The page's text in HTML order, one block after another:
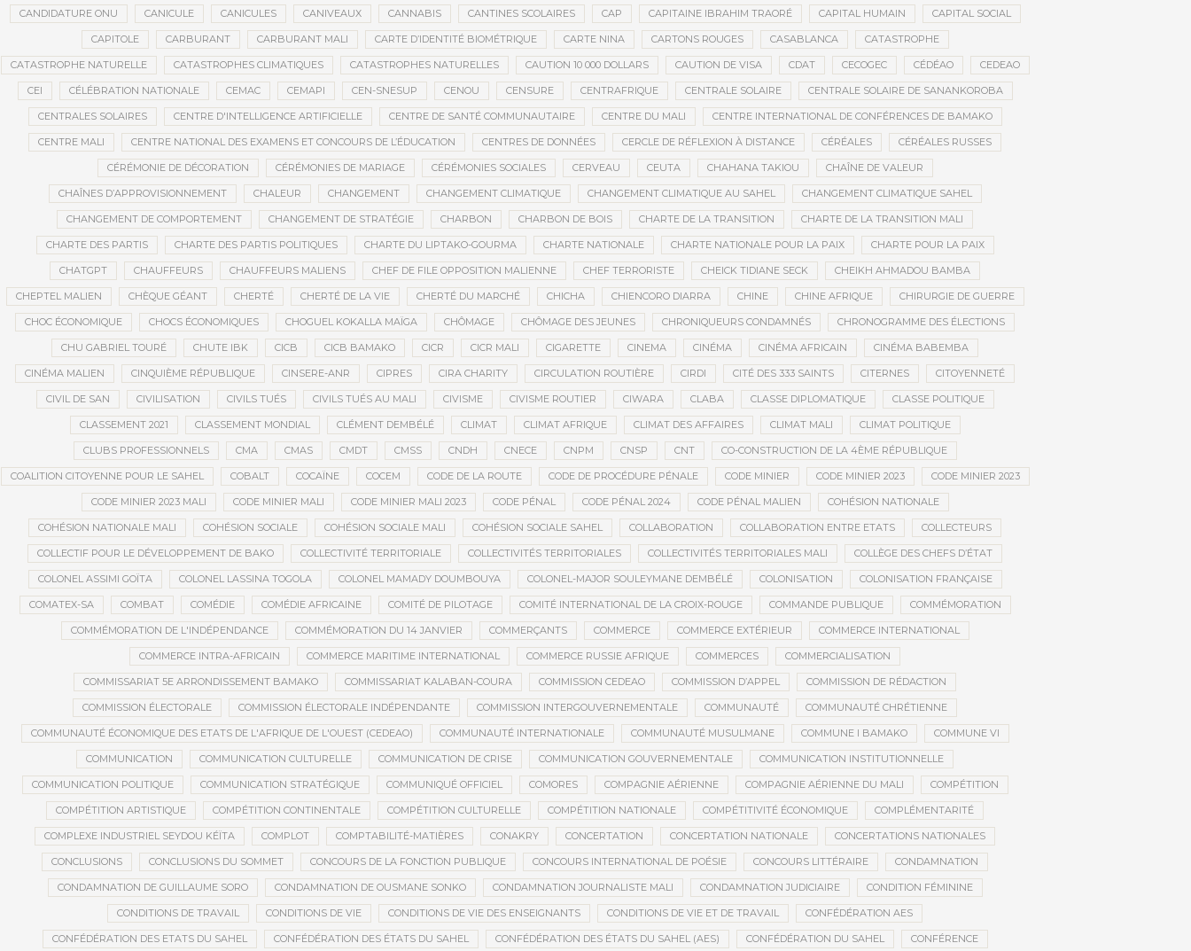
CANDIDATURE ONU CANICULE CANICULES CANIVEAUX CANNABIS CANTINES SCOLAIRES CAP CAPITAINE IBRAHIM TRAORÉ CAPITAL HUMAIN CAPITAL SOCIAL
CAPITOLE CARBURANT CARBURANT MALI CARTE D’IDENTITÉ BIOMÉTRIQUE CARTE NINA CARTONS ROUGES CASABLANCA CATASTROPHE
CATASTROPHE NATURELLE CATASTROPHES CLIMATIQUES CATASTROPHES NATURELLES CAUTION 10 000 DOLLARS CAUTION DE VISA CDAT CECOGEC CÉDÉAO CEDEAO
CEI CÉLÉBRATION NATIONALE CEMAC CEMAPI CEN-SNESUP CENOU CENSURE CENTRAFRIQUE CENTRALE SOLAIRE CENTRALE SOLAIRE DE SANANKOROBA
CENTRALES SOLAIRES CENTRE D'INTELLIGENCE ARTIFICIELLE CENTRE DE SANTÉ COMMUNAUTAIRE CENTRE DU MALI CENTRE INTERNATIONAL DE CONFÉRENCES DE BAMAKO
CENTRE MALI CENTRE NATIONAL DES EXAMENS ET CONCOURS DE L’ÉDUCATION CENTRES DE DONNÉES CERCLE DE RÉFLEXION À DISTANCE CÉRÉALES CÉRÉALES RUSSES
CÉRÉMONIE DE DÉCORATION CÉRÉMONIES DE MARIAGE CÉRÉMONIES SOCIALES CERVEAU CEUTA CHAHANA TAKIOU CHAÎNE DE VALEUR
CHAÎNES D’APPROVISIONNEMENT CHALEUR CHANGEMENT CHANGEMENT CLIMATIQUE CHANGEMENT CLIMATIQUE AU SAHEL CHANGEMENT CLIMATIQUE SAHEL
CHANGEMENT DE COMPORTEMENT CHANGEMENT DE STRATÉGIE CHARBON CHARBON DE BOIS CHARTE DE LA TRANSITION CHARTE DE LA TRANSITION MALI
CHARTE DES PARTIS CHARTE DES PARTIS POLITIQUES CHARTE DU LIPTAKO-GOURMA CHARTE NATIONALE CHARTE NATIONALE POUR LA PAIX CHARTE POUR LA PAIX
CHATGPT CHAUFFEURS CHAUFFEURS MALIENS CHEF DE FILE OPPOSITION MALIENNE CHEF TERRORISTE CHEICK TIDIANE SECK CHEIKH AHMADOU BAMBA
CHEPTEL MALIEN CHÈQUE GÉANT CHERTÉ CHERTÉ DE LA VIE CHERTÉ DU MARCHÉ CHICHA CHIENCORO DIARRA CHINE CHINE AFRIQUE CHIRURGIE DE GUERRE
CHOC ÉCONOMIQUE CHOCS ÉCONOMIQUES CHOGUEL KOKALLA MAÏGA CHÔMAGE CHÔMAGE DES JEUNES CHRONIQUEURS CONDAMNÉS CHRONOGRAMME DES ÉLECTIONS
CHU GABRIEL TOURÉ CHUTE IBK CICB CICB BAMAKO CICR CICR MALI CIGARETTE CINEMA CINÉMA CINÉMA AFRICAIN CINÉMA BABEMBA
CINÉMA MALIEN CINQUIÈME RÉPUBLIQUE CINSERE-ANR CIPRES CIRA CHARITY CIRCULATION ROUTIÈRE CIRDI CITÉ DES 333 SAINTS CITERNES CITOYENNETÉ
CIVIL DE SAN CIVILISATION CIVILS TUÉS CIVILS TUÉS AU MALI CIVISME CIVISME ROUTIER CIWARA CLABA CLASSE DIPLOMATIQUE CLASSE POLITIQUE
CLASSEMENT 2021 CLASSEMENT MONDIAL CLÉMENT DEMBÉLÉ CLIMAT CLIMAT AFRIQUE CLIMAT DES AFFAIRES CLIMAT MALI CLIMAT POLITIQUE
CLUBS PROFESSIONNELS CMA CMAS CMDT CMSS CNDH CNECE CNPM CNSP CNT CO-CONSTRUCTION DE LA 4ÈME RÉPUBLIQUE
COALITION CITOYENNE POUR LE SAHEL COBALT COCAÏNE COCEM CODE DE LA ROUTE CODE DE PROCÉDURE PÉNALE CODE MINIER CODE MINIER 2023 CODE MINIER 2023
CODE MINIER 2023 MALI CODE MINIER MALI CODE MINIER MALI 2023 CODE PÉNAL CODE PÉNAL 2024 CODE PÉNAL MALIEN COHÉSION NATIONALE
COHÉSION NATIONALE MALI COHÉSION SOCIALE COHÉSION SOCIALE MALI COHÉSION SOCIALE SAHEL COLLABORATION COLLABORATION ENTRE ETATS COLLECTEURS
COLLECTIF POUR LE DÉVELOPPEMENT DE BAKO COLLECTIVITÉ TERRITORIALE COLLECTIVITÉS TERRITORIALES COLLECTIVITÉS TERRITORIALES MALI COLLÈGE DES CHEFS D’ÉTAT
COLONEL ASSIMI GOÏTA COLONEL LASSINA TOGOLA COLONEL MAMADY DOUMBOUYA COLONEL-MAJOR SOULEYMANE DEMBÉLÉ COLONISATION COLONISATION FRANÇAISE
COMATEX-SA COMBAT COMÉDIE COMÉDIE AFRICAINE COMITÉ DE PILOTAGE COMITÉ INTERNATIONAL DE LA CROIX-ROUGE COMMANDE PUBLIQUE COMMÉMORATION
COMMÉMORATION DE L'INDÉPENDANCE COMMÉMORATION DU 14 JANVIER COMMERÇANTS COMMERCE COMMERCE EXTÉRIEUR COMMERCE INTERNATIONAL
COMMERCE INTRA-AFRICAIN COMMERCE MARITIME INTERNATIONAL COMMERCE RUSSIE AFRIQUE COMMERCES COMMERCIALISATION
COMMISSARIAT 5E ARRONDISSEMENT BAMAKO COMMISSARIAT KALABAN-COURA COMMISSION CEDEAO COMMISSION D’APPEL COMMISSION DE RÉDACTION
COMMISSION ÉLECTORALE COMMISSION ÉLECTORALE INDÉPENDANTE COMMISSION INTERGOUVERNEMENTALE COMMUNAUTÉ COMMUNAUTÉ CHRÉTIENNE
COMMUNAUTÉ ÉCONOMIQUE DES ETATS DE L'AFRIQUE DE L'OUEST (CEDEAO) COMMUNAUTÉ INTERNATIONALE COMMUNAUTÉ MUSULMANE COMMUNE I BAMAKO COMMUNE VI
COMMUNICATION COMMUNICATION CULTURELLE COMMUNICATION DE CRISE COMMUNICATION GOUVERNEMENTALE COMMUNICATION INSTITUTIONNELLE
COMMUNICATION POLITIQUE COMMUNICATION STRATÉGIQUE COMMUNIQUÉ OFFICIEL COMORES COMPAGNIE AÉRIENNE COMPAGNIE AÉRIENNE DU MALI COMPÉTITION
COMPÉTITION ARTISTIQUE COMPÉTITION CONTINENTALE COMPÉTITION CULTURELLE COMPÉTITION NATIONALE COMPÉTITIVITÉ ÉCONOMIQUE COMPLÉMENTARITÉ
COMPLEXE INDUSTRIEL SEYDOU KÉÏTA COMPLOT COMPTABILITÉ-MATIÈRES CONAKRY CONCERTATION CONCERTATION NATIONALE CONCERTATIONS NATIONALES
CONCLUSIONS CONCLUSIONS DU SOMMET CONCOURS DE LA FONCTION PUBLIQUE CONCOURS INTERNATIONAL DE POÉSIE CONCOURS LITTÉRAIRE CONDAMNATION
CONDAMNATION DE GUILLAUME SORO CONDAMNATION DE OUSMANE SONKO CONDAMNATION JOURNALISTE MALI CONDAMNATION JUDICIAIRE CONDITION FÉMININE
CONDITIONS DE TRAVAIL CONDITIONS DE VIE CONDITIONS DE VIE DES ENSEIGNANTS CONDITIONS DE VIE ET DE TRAVAIL CONFÉDÉRATION AES
CONFÉDÉRATION DES ETATS DU SAHEL CONFÉDÉRATION DES ÉTATS DU SAHEL CONFÉDÉRATION DES ÉTATS DU SAHEL (AES) CONFÉDÉRATION DU SAHEL CONFÉRENCE